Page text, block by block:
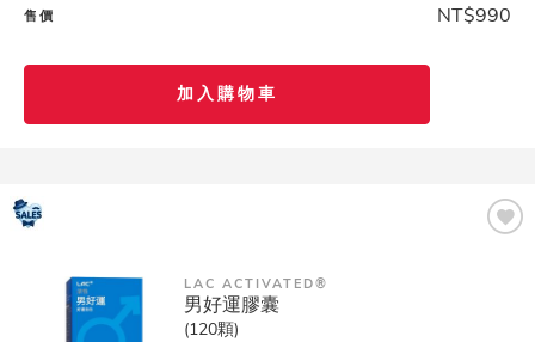
售價 NT$990
加入購物車
LAC ACTIVATED®
男好運膠囊
(120顆)